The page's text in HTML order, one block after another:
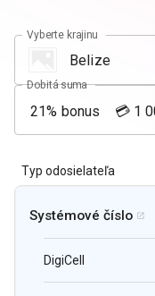
Vyberte krajinu
Dobitá suma
Typ odosielateľa
Systémové číslo 
DigiCell